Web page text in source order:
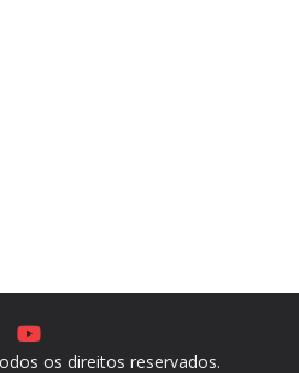
os direitos reservados.